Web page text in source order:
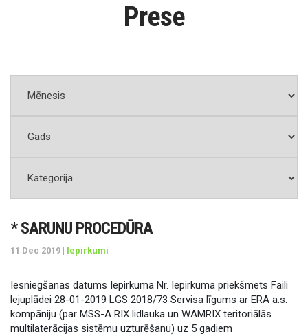
Prese
* SARUNU PROCEDŪRA
11 Dec 2019 | Iepirkumi
Iesniegšanas datums Iepirkuma Nr. Iepirkuma priekšmets Faili
lejuplādei 28-01-2019 LGS 2018/73 Servisa līgums ar ERA a.s.
kompāniju (par MSS-A RIX lidlauka un WAMRIX teritoriālās
multilaterācijas sistēmu uzturēšanu) uz 5 gadiem